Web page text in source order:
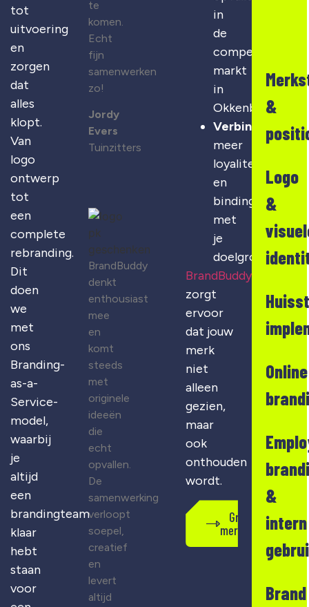
tot
uitvoering
en
zorgen
dat
alles
klopt.
Van
logo
ontwerp
tot
een
complete
rebranding.
Dit
doen
we
met
ons
Branding-
as-a-
Service-
model,
waarbij
je
altijd
een
brandingteam
klaar
hebt
staan
voor
te
komen.
Echt
fijn
samenwerken
zo!
Jordy
Evers
Tuinzitters
BrandBuddy
denkt
enthousiast
mee
en
komt
steeds
met
originele
ideeën
die
echt
opvallen.
De
samenwerking
verloopt
soepel,
creatief
en
levert
altijd
in
de
competitieve
markt
in
Okkenbroek
Verbinding
meer
loyaliteit
en
binding
met
je
doelgroep
BrandBuddy
zorgt
ervoor
dat jouw
merk
niet
alleen
gezien,
maar
ook
onthouden
wordt.
Gratis
merkscan
&
Logo
&
Online
&
intern
Brand